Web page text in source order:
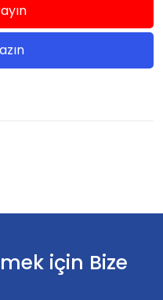
için Bize